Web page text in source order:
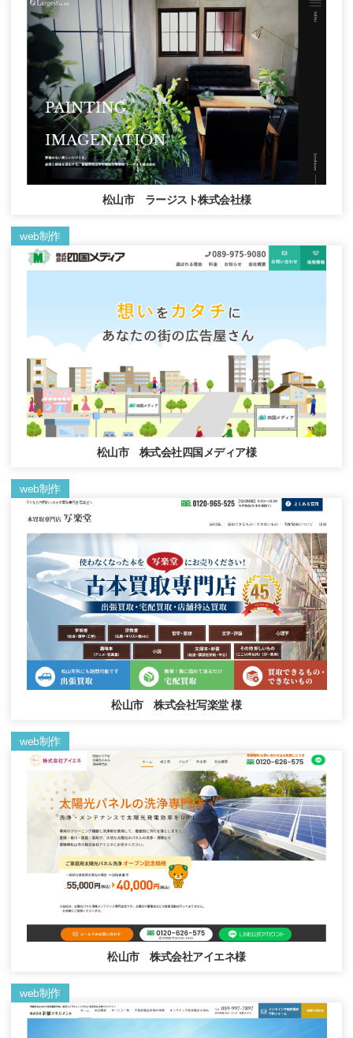
松山市 ラージスト株式会社様
web制作
松山市 株式会社四国メディア様
web制作
松山市 株式会社写楽堂 様
web制作
松山市 株式会社アイエネ様
web制作